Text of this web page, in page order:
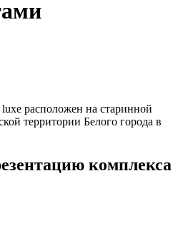
расположен на старинной
территории Белого города в
комплекса